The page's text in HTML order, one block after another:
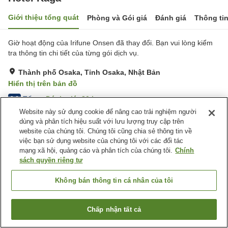
Giới thiệu tổng quát Phòng và Gói giá Đánh giá Thông
Giờ hoạt động của Irifune Onsen đã thay đổi. Bạn vui lòng kiểm
tra thông tin chi tiết của từng gói dịch vụ.
Thành phố Osaka, Tỉnh Osaka, Nhật Bản
Hiển thị trên bản đồ
3.6 Tốt Đánh giá:80lượt
Tiện nghi chỗ nghỉ
Máy bán hàng tự động
Nhà Tắm Công Cộng
Giặt ủi có phí
Nhật Bản Tỉnh Osaka
Thành phố Osaka
Hotel Kaga
Tìm phòng trống
Website này sử dụng cookie để nâng cao trải nghiệm người
dùng và phân tích hiệu suất với lưu lượng truy cập trên
website của chúng tôi. Chúng tôi cũng chia sẻ thông tin về
việc bạn sử dụng website của chúng tôi với các đối tác
mạng xã hội, quảng cáo và phân tích của chúng tôi. Chính
sách quyền riêng tư
Không bán thông tin cá nhân của tôi
Chấp nhận tất cả